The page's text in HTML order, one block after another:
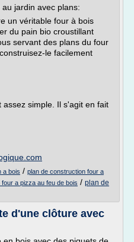
jardin avec plans:
un véritable four à bois
du pain bio croustillant
servant des plans du four
le facilement
simple. Il s'agit en fait
a bois / plan de construction four a
four a pizza au feu de bois / plan de
d'une clôture avec